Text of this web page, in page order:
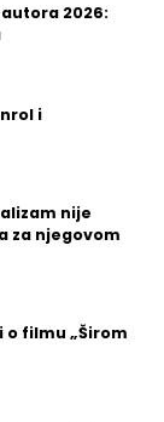
2026:
i
nije
za njegovom
filmu „Širom